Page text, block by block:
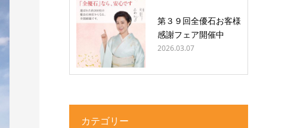
第３９回全優石お客様
感謝フェア開催中
2026.03.07
カテゴリー